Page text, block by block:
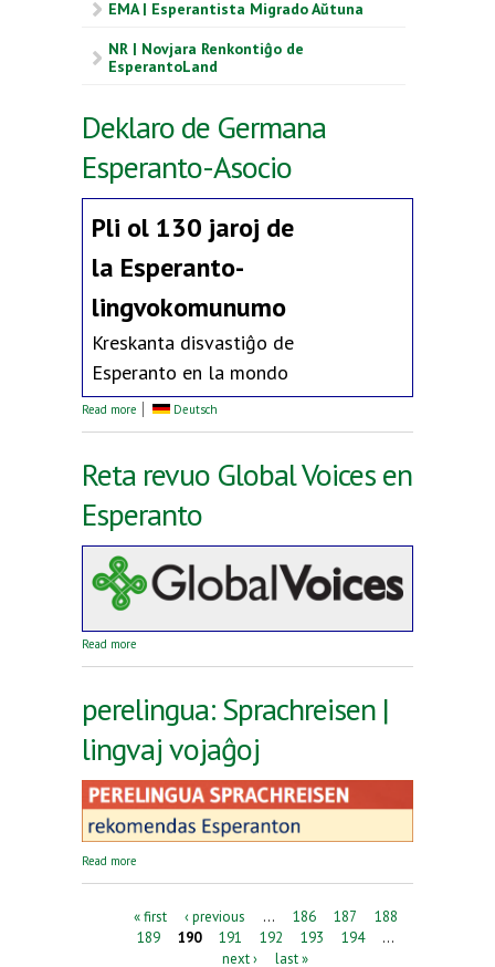
EMA | Esperantista Migrado Aŭtuna
NR | Novjara Renkontiĝo de
EsperantoLand
Deklaro de Germana
Esperanto-Asocio
Pli ol 130 jaroj de
la Esperanto-
lingvokomunumo
Kreskanta disvastiĝo de
Esperanto en la mondo
Read more about Deklaro de Germana Esperanto-Asocio
Deutsch
Reta revuo Global Voices en
Esperanto
Read more
perelingua: Sprachreisen |
lingvaj vojaĝoj
Read more
Pages« first ‹ previous … 186 187
188
189
190 191 192 193 194
…
next ›
last »